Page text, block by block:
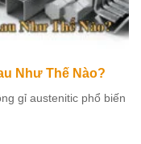
Như Thế Nào?
gỉ austenitic phổ biến